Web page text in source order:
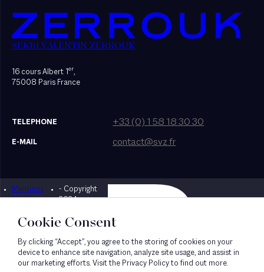
SEKRI VALENTIN ZERROUK
16 cours Albert 1er,
75008 Paris France
TELEPHONE +33 (0) 1 58 18 30 30
E-MAIL contact@svz.fr
Mentions
légales
- Copyright
2024
Designed by Bonhomme
Cookie Consent
By clicking “Accept”, you agree to the storing of cookies on your
device to enhance site navigation, analyze site usage, and assist in
our marketing efforts. Visit the Privacy Policy to find out more.